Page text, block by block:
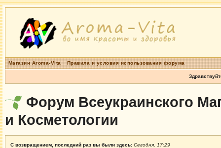
Магазин Aroma-Vita Правила и условия использования форума
Форум Всеукраинского
и Косметологии
С возвращением, последний раз вы были здесь: Сегодня, 17:29